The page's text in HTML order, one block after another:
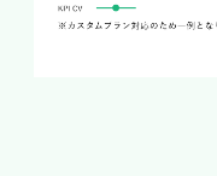
競合が少なく